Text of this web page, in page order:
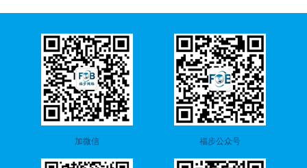
加微信 福步公众号